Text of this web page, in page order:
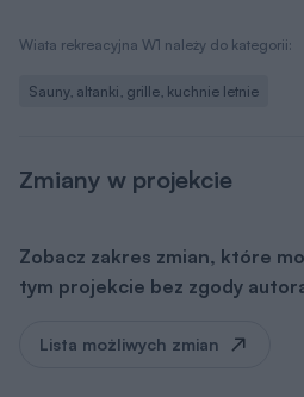
Wiata rekreacyjna W1 należy do kategorii:
Sauny, altanki, grille, kuchnie letnie
Zmiany w projekcie
Zobacz zakres zmian, które
tym projekcie bez zgody
Lista możliwych zmian